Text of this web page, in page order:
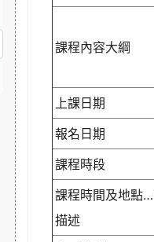
課程內容大綱
上課日期
報名日期
課程時段
課程時間及地點
描述